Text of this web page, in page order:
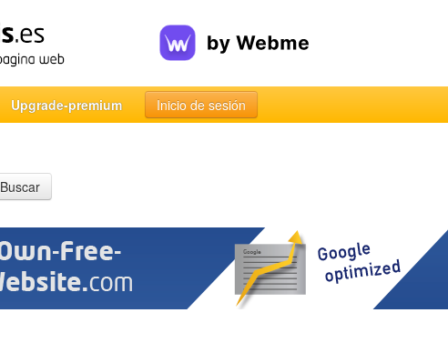
Upgrade-premium Inicio de sesión
Buscar